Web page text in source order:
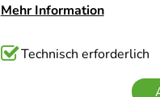
Mehr Information
Technisch Notwendig:
Website notwendig sind
Technisch erforderlich